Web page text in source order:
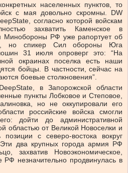
населенных пунктов, то
с мая довольно скромны. DW
согласно которой войскам
захватить Каменское в
Минобороны РФ уже рапортует об
но спикер Сил обороны Юга
31 июля опроверг это: “На
окраинах поселка есть наши
бойцы. В частности, сейчас на
боевые столкновения”.
в Запорожской области
пункты Лобковое и Степовое,
но не оккупировали его
российские войска смогли
дойти до административной
областью от Великой Новоселки и
с северо-востока вокруг
два крупных города армия РФ
захватив Новоэкономическое,
РФ незначительно продвинулась в